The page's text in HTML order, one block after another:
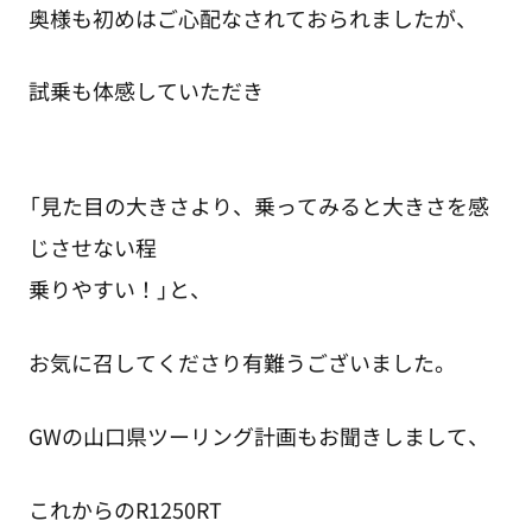
奥様も初めはご心配なされておられましたが、
試乗も体感していただき
「見た目の大きさより、乗ってみると大きさを感
じさせない程
乗りやすい！」と、
お気に召してくださり有難うございました。
GWの山口県ツーリング計画もお聞きしまして、
これからのR1250RT